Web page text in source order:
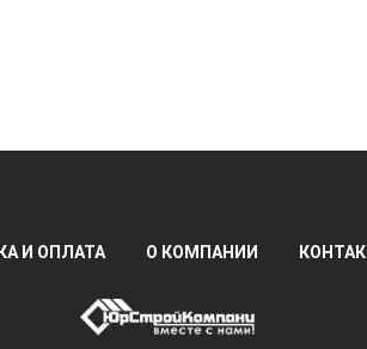
И ОПЛАТА О КОМПАНИИ